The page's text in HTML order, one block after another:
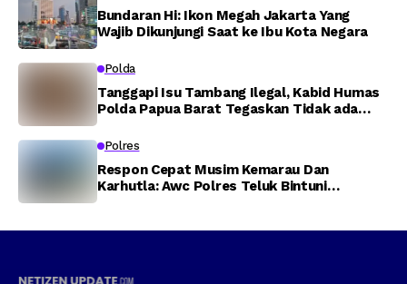
Bundaran Hi: Ikon Megah Jakarta Yang
Wajib Dikunjungi Saat ke Ibu Kota Negara
Polda
Tanggapi Isu Tambang Ilegal, Kabid Humas
Polda Papua Barat Tegaskan Tidak ada
Polres
Respon Cepat Musim Kemarau Dan
Karhutla: Awc Polres Teluk Bintuni